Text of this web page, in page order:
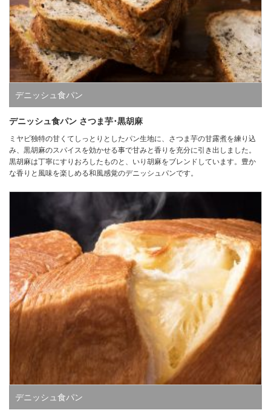
デニッシュ食パン
デニッシュ食パン さつま芋･黒胡麻
ミヤビ独特の甘くてしっとりとしたパン生地に、さつま芋の甘露煮を練り込
み、黒胡麻のスパイスを効かせる事で甘みと香りを充分に引き出しました。
黒胡麻は丁寧にすりおろしたものと、いり胡麻をブレンドしています。豊か
な香りと風味を楽しめる和風感覚のデニッシュパンです。
デニッシュ食パン